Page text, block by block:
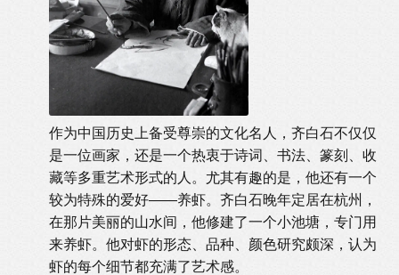
作为中国历史上备受尊崇的文化名人，齐白石不仅仅
是一位画家，还是一个热衷于诗词、书法、篆刻、收
藏等多重艺术形式的人。尤其有趣的是，他还有一个
较为特殊的爱好——养虾。齐白石晚年定居在杭州，
在那片美丽的山水间，他修建了一个小池塘，专门用
来养虾。他对虾的形态、品种、颜色研究颇深，认为
虾的每个细节都充满了艺术感。